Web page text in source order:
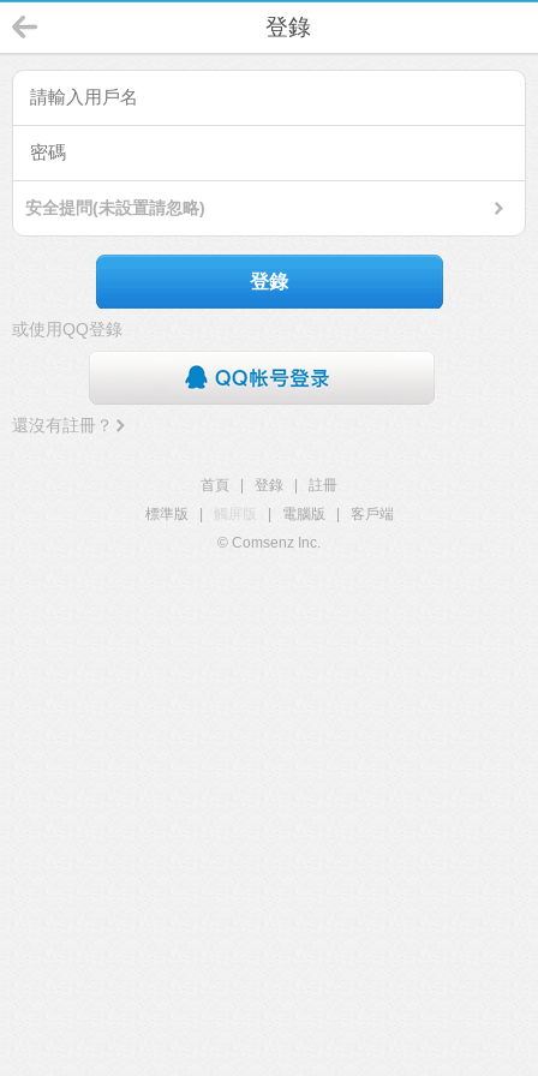
登錄
安全提問(未設置請忽略)
登錄
或使用QQ登錄
還沒有註冊？
首頁 登錄
註冊
標準版
觸屏版 電腦版
客戶端
© Comsenz Inc.